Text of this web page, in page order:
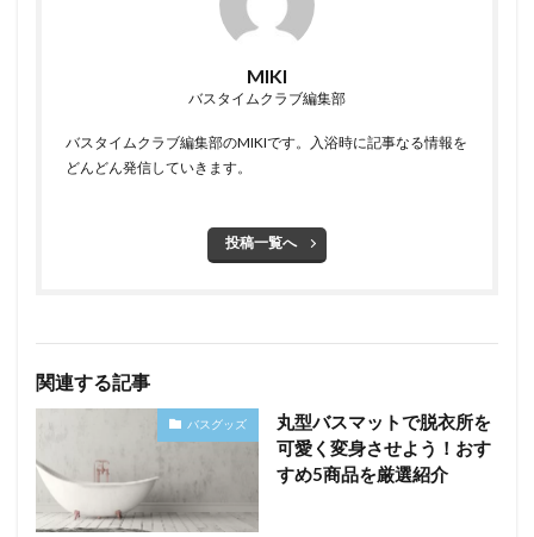
MIKI
バスタイムクラブ編集部
バスタイムクラブ編集部のMIKIです。入浴時に記事なる情報を
どんどん発信していきます。
投稿一覧へ
関連する記事
バスグッズ
丸型バスマットで脱衣所を
可愛く変身させよう！おす
すめ5商品を厳選紹介